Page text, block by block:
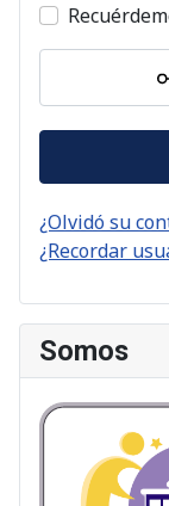
¿Olvidó su
¿Recordar
Somos